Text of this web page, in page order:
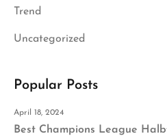
Trend
Uncategorized
Popular Posts
April 18, 2024
Best Champions League